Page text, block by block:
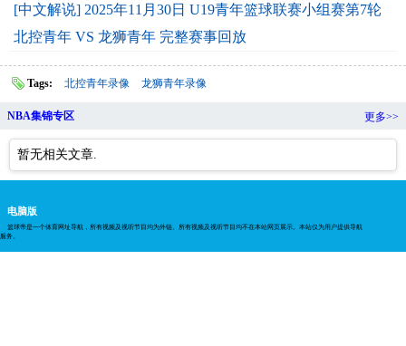
[中文解说] 2025年11月30日 U19青年篮球联赛小组赛第7轮
北控青年 VS 龙狮青年 完整赛事回放
Tags: 北控青年录像 龙狮青年录像
NBA集锦专区 更多>>
暂无相关文章.
电脑版
篮球帝是一个体育网址导航，所有视频及视听节目均为外链。所有视频及视听节目均不在本站网页展示。本站仅为用户提供导航
服务。